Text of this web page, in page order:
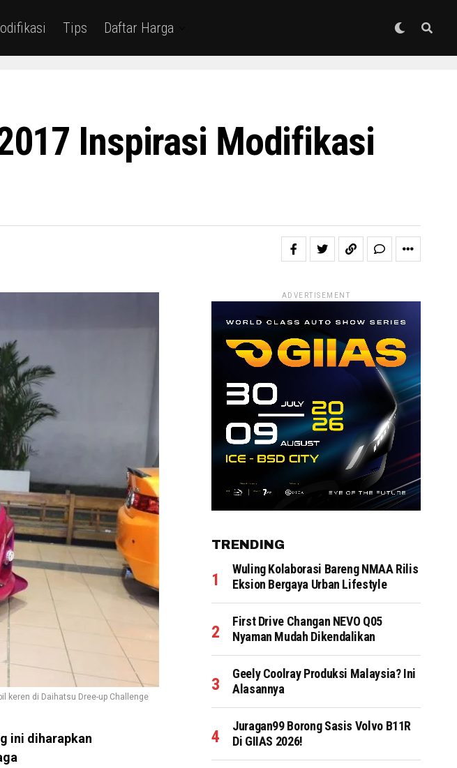
Tips Daftar Harga
Inspirasi Modifikasi
keren di Daihatsu Dree-up Challenge
ini diharapkan
ADVERTISEMENT
TRENDING
Wuling Kolaborasi Bareng NMAA Rilis
Eksion Bergaya Urban Lifestyle
First Drive Changan NEVO Q05
Nyaman Mudah Dikendalikan
Geely Coolray Produksi Malaysia? Ini
Alasannya
Juragan99 Borong Sasis Volvo B11R
Di GIIAS 2026!